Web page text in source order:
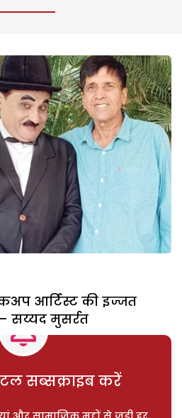
आर्टिस्ट की इज्जत
सय्यद मुसर्रत
सब्सक्राइब करें